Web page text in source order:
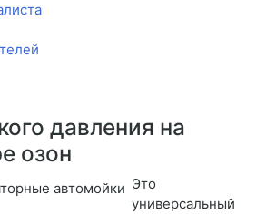
давления на
озон
Это
универсальный